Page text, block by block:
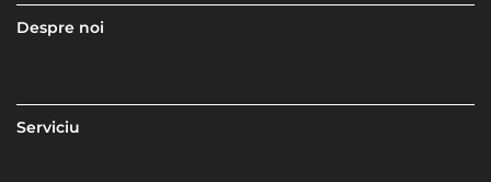
Despre noi
Serviciu